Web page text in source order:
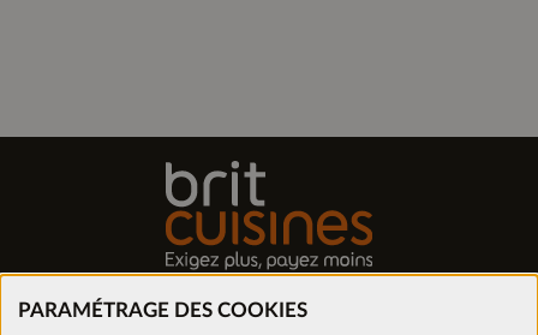
PARAMÉTRAGE DES COOKIES
Trouver mon magasin